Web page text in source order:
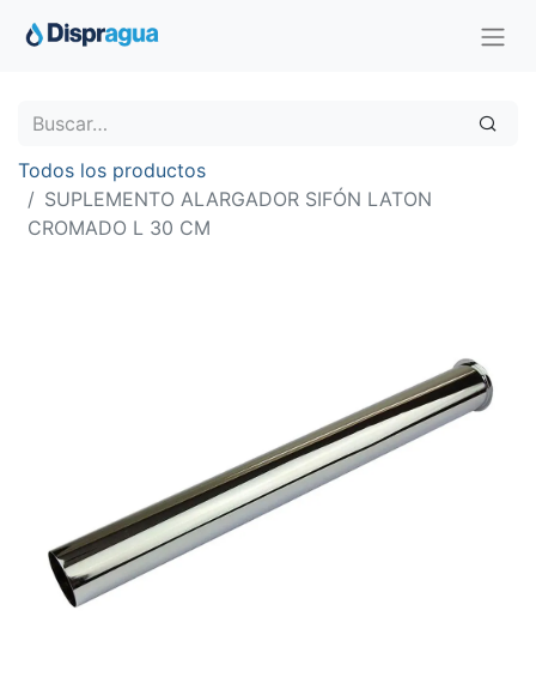
Todos los productos
SUPLEMENTO ALARGADOR SIFÓN LATON
CROMADO L 30 CM